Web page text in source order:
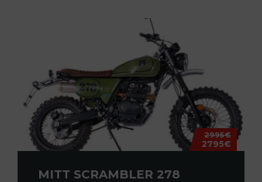
2995€
2795€
MITT SCRAMBLER 278